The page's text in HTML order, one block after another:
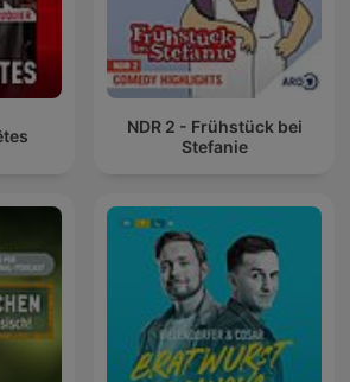
NDR 2 - Frühstück bei
Stefanie